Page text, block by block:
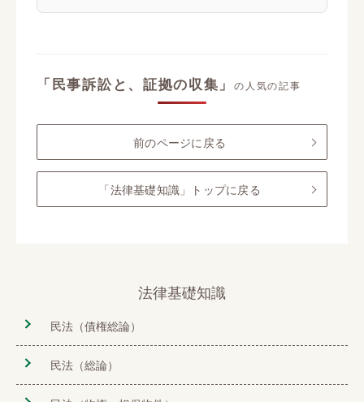
「民事訴訟と、証拠の収集」の人気の記事
前のページに戻る
「法律基礎知識」トップに戻る
法律基礎知識
民法（債権総論）
民法（総論）